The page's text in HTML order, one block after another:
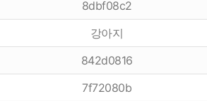
8dbf08c2
강아지
842d0816
7f72080b